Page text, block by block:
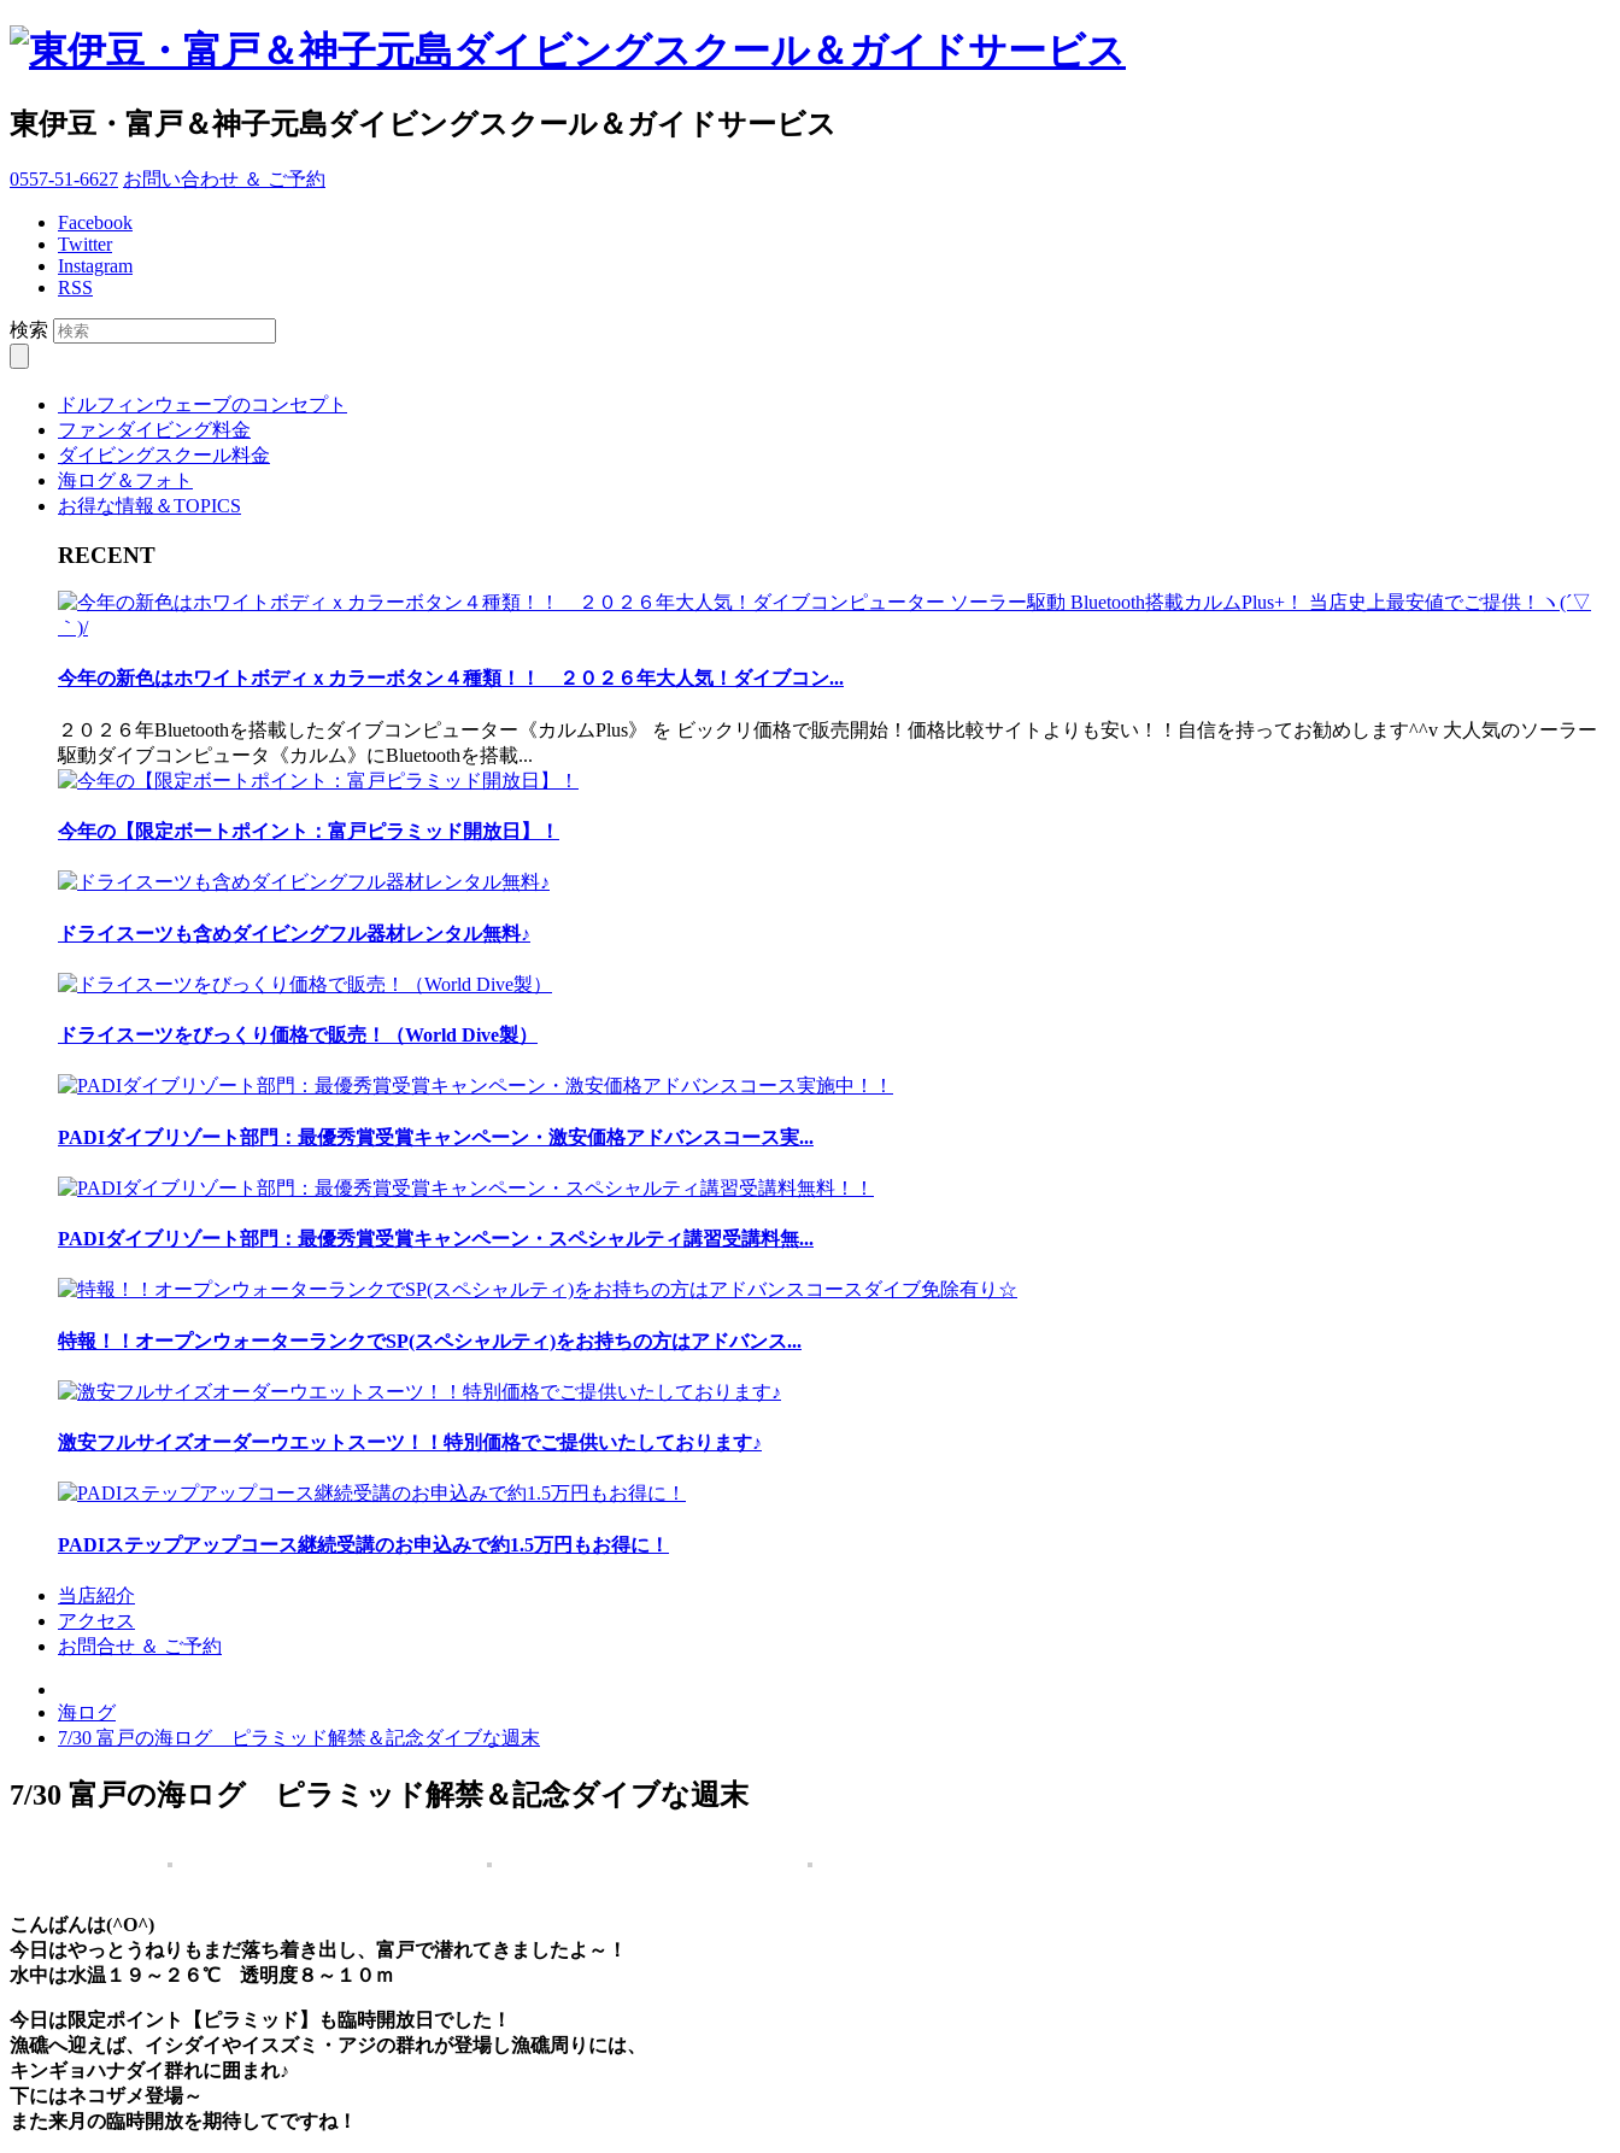
東伊豆・富戸＆神子元島ダイビングスクール＆ガイドサービス
0557-51-6627 お問い合わせ ＆ ご予約
Facebook
Twitter
Instagram
RSS
検索
ドルフィンウェーブのコンセプト
ファンダイビング料金
ダイビングスクール料金
海ログ＆フォト
お得な情報＆TOPICS
RECENT
今年の新色はホワイトボディｘカラーボタン４種類！！ ２０２６年大人気！ダイブコン...
２０２６年Bluetoothを搭載したダイブコンピューター《カルムPlus》 を ビックリ価格で販売開始！価格比較サイトよりも安い！！自信を持ってお勧めします^^v 大人気のソーラー
駆動ダイブコンピュータ《カルム》にBluetoothを搭載...
今年の【限定ボートポイント：富戸ピラミッド開放日】！
ドライスーツも含めダイビングフル器材レンタル無料♪
ドライスーツをびっくり価格で販売！（World Dive製）
PADIダイブリゾート部門：最優秀賞受賞キャンペーン・激安価格アドバンスコース実...
PADIダイブリゾート部門：最優秀賞受賞キャンペーン・スペシャルティ講習受講料無...
特報！！オープンウォーターランクでSP(スペシャルティ)をお持ちの方はアドバンス...
激安フルサイズオーダーウエットスーツ！！特別価格でご提供いたしております♪
PADIステップアップコース継続受講のお申込みで約1.5万円もお得に！
当店紹介
アクセス
お問合せ ＆ ご予約
海ログ
7/30 富戸の海ログ ピラミッド解禁＆記念ダイブな週末
7/30 富戸の海ログ ピラミッド解禁＆記念ダイブな週末
こんばんは(^O^)
今日はやっとうねりもまだ落ち着き出し、富戸で潜れてきましたよ～！
水中は水温１９～２６℃ 透明度８～１０ｍ
今日は限定ポイント【ピラミッド】も臨時開放日 でした！
漁礁へ迎えば、イシダイやイスズミ・アジの群れが登場し漁礁周りには、
キンギョハナダイ群れに囲まれ♪
下にはネコザメ登場～
また来月の臨時開放を期待してですね！